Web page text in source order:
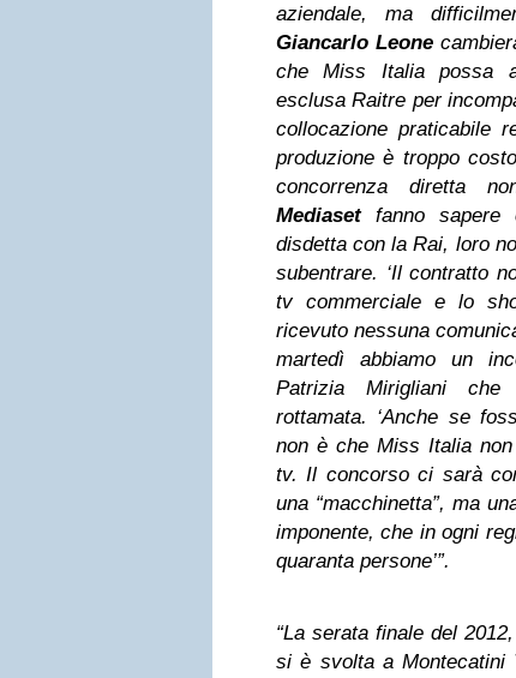
aziendale, ma
Giancarlo Leone
che Miss Italia possa
esclusa Raitre per
collocazione praticabile
produzione è troppo
concorrenza diretta
Mediasetfanno sapere
disdetta con la Rai, loro
subentrare. ‘Il contratto
tv commerciale e lo
ricevuto nessuna
martedì abbiamo un
Patrizia Mirigliani
rottamata. ‘Anche se
non è che Miss Italia
tv. Il concorso ci sarà
una “macchinetta”, ma
imponente, che in ogni
quaranta persone’”.
“La serata finale del
si è svolta a Montecatini